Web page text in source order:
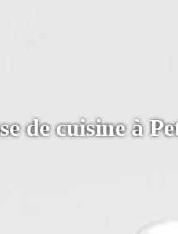
de cuisine à